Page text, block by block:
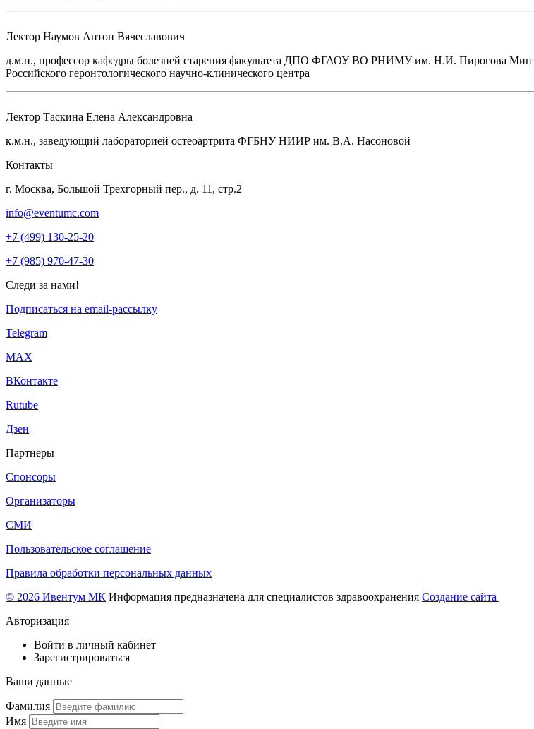
Лектор Наумов Антон Вячеславович
д.м.н., профессор кафедры болезней старения факультета ДПО ФГАОУ ВО РНИМУ им. Н.И. Пирогова
Российского геронтологического научно-клинического центра
Лектор Таскина Елена Александровна
к.м.н., заведующий лабораторией остеоартрита ФГБНУ НИИР им. В.А. Насоновой
Контакты
г. Москва, Большой Трехгорный пер., д. 11, стр.2
info@eventumc.com
+7 (499) 130-25-20
+7 (985) 970-47-30
Следи за нами!
Подписаться на email-рассылку
Telegram
МАХ
ВКонтакте
Rutube
Дзен
Партнеры
Спонсоры
Организаторы
СМИ
Пользовательское соглашение
Правила обработки персональных данных
© 2026 Ивентум МК Информация предназначена для специалистов здравоохранения Создание сайта
Авторизация
Войти в личный кабинет
Зарегистрироваться
Ваши данные
Фамилия
Имя